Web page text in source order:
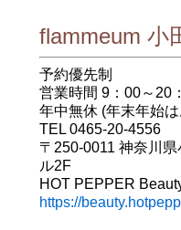
flammeum 小
予約優先制
営業時間 9：00～20
年中無休 (年末年始
TEL 0465-20-4556
〒250-0011 神奈川
ル2F
HOT PEPPER
https://